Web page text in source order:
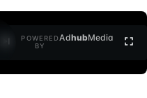
POWERED
BY
AdhubMedia